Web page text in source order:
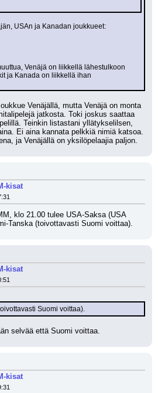
USAn ja Kanadan joukkueet:
Venäjä on liikkellä lähestulkoon
ja Kanada on liikkellä ihan
Venäjällä, mutta Venäjä on monta
jatkosta. Toki joskus saattaa
Teinkin listastani yllätykselilsen,
Ei aina kannata pelkkiä nimiä katsoa.
ja Venäjällä on yksilöpelaajia paljon.
kisat
klo 21.00 tulee USA-Saksa (USA
Tanska (toivottavasti Suomi voittaa).
kisat
Suomi voittaa).
selvää että Suomi voittaa.
kisat